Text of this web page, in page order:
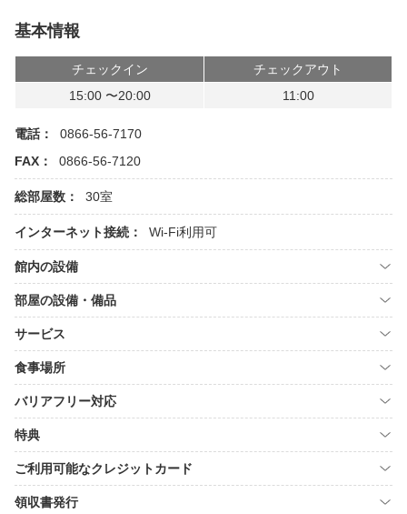
基本情報
チェックイン
チェックアウト
15:00 〜20:00
11:00
電話：
0866-56-7170
FAX：
0866-56-7120
総部屋数： 30室
インターネット接続： Wi-Fi利用可
館内の設備
部屋の設備・備品
サービス
食事場所
バリアフリー対応
特典
ご利用可能なクレジットカード
領収書発行